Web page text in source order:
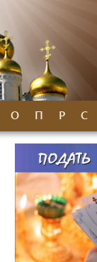
О П Р С